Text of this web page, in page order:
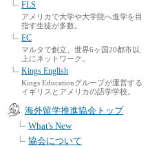
FLS
アメリカで大学や大学院へ進学を目
指す生徒が多数。
EC
マルタで創立、世界6ヶ国20都市以
上にネットワーク。
Kings English
Kings Educationグループが運営する
イギリスとアメリカの語学学校。
海外留学推進協会トップ
What's New
協会について